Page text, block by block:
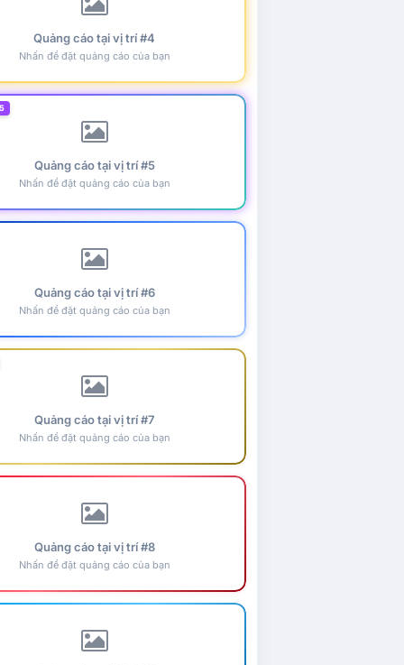
Quảng cáo tại vị trí #4
Nhấn để đặt quảng cáo của bạn
Quảng cáo tại vị trí #5
Nhấn để đặt quảng cáo của bạn
Quảng cáo tại vị trí #6
Nhấn để đặt quảng cáo của bạn
Quảng cáo tại vị trí #7
Nhấn để đặt quảng cáo của bạn
Quảng cáo tại vị trí #8
Nhấn để đặt quảng cáo của bạn